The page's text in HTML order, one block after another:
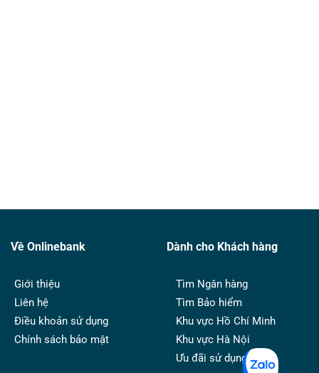
Về Onlinebank
Giới thiệu
Liên hệ
Điều khoản sử dụng
Chính sách bảo mật
Dành cho Khách hàng
Tìm Ngân hàng
Tìm Bảo hiểm
Khu vực Hồ Chí Minh
Khu vực Hà Nội
Ưu đãi sử dụng thẻ